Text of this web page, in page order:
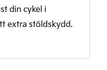
din cykel i
extra stöldskydd.